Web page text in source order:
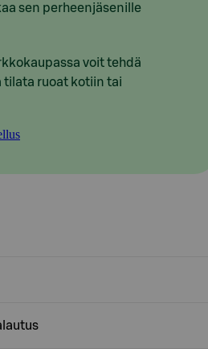
sen perheenjäsenille
voit tehdä
tilata ruoat kotiin tai